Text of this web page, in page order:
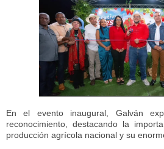
En el evento inaugural, Galván
reconocimiento, destacando la
producción agrícola nacional y su